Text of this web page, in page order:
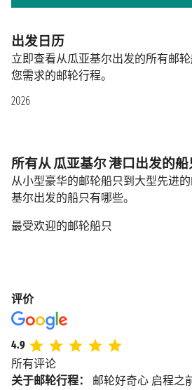
出发日历
立即查看从瓜亚基尔出发的所有邮
您需求的邮轮行程。
2026
所有从 瓜亚基尔 港口出发的船
从小型豪华的邮轮船只到大型先进
基尔出发的船只有哪些。
最受欢迎的邮轮船只
评价
4.9
所有评论
关于邮轮行程：
邮轮好奇心 启程之